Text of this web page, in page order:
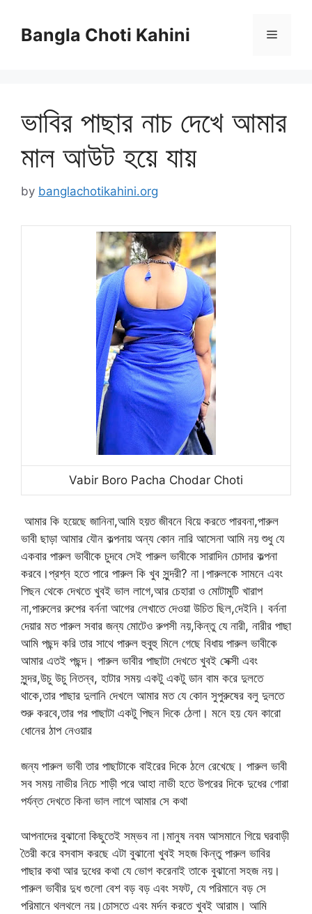
contentBangla Choti Kahini Menu
ভাবির পাছার নাচ দেখে আমার
মাল আউট হয়ে যায়
by banglachotikahini.org
Vabir Boro Pacha Chodar Choti
আমার কি হয়েছে জানিনা,আমি হয়ত জীবনে বিয়ে করতে পারবনা,পারুল
ভাবী ছাড়া আমার যৌন কল্পনায় অন্য কোন নারি আসেনা আমি নয় শুধু যে
একবার পারুল ভাবীকে চুদবে সেই পারুল ভাবীকে সারাদিন চোদার কল্পনা
করবে।প্রশ্ন হতে পারে পারুল কি খুব সুন্দরী? না।পারুলকে সামনে এবং
পিছন থেকে দেখতে খুবই ভাল লাগে,আর চেহারা ও মোটামুটি খারাপ
না,পারুলের রুপের বর্ননা আগের লেখাতে দেওয়া উচিত ছিল,দেইনি। বর্ননা
দেয়ার মত পারুল সবার জন্য মোটেও রুপসী নয়,কিন্তু যে নারী, নারীর পাছা
আমি পছন্দ করি তার সাথে পারুল হুবুহু মিলে গেছে বিধায় পারুল ভাবীকে
আমার এতই পছন্দ। পারুল ভাবীর পাছাটা দেখতে খুবই সেক্সী এবং
সুন্দর,উচু উচু নিতন্ব, হাটার সময় একটু একটু ডান বাম করে দুলতে
থাকে,তার পাছার দুলানি দেখলে আমার মত যে কোন সুপুরুষের বলু দুলতে
শুরু করবে,তার পর পাছাটা একটু পিছন দিকে ঠেলা। মনে হয় যেন কারো
ধোনের ঠাপ নেওয়ার
জন্য পারুল ভাবী তার পাছাটাকে বাইরের দিকে ঠলে রেখেছে। পারুল ভাবী
সব সময় নাভীর নিচে শাড়ী পরে আহা নাভী হতে উপরের দিকে দুধের গোরা
পর্যন্ত দেখতে কিনা ভাল লাগে আমার সে কথা
আপনাদের বুঝানো কিছুতেই সম্ভব না।মানুষ নবম আসমানে গিয়ে ঘরবাড়ী
তৈরী করে বসবাস করছে এটা বুঝানো খুবই সহজ কিন্তু পারুল ভাবির
পাছার কথা আর দুধের কথা যে ভোগ করেনাই তাকে বুঝানো সহজ নয়।
পারুল ভাবীর দুধ গুলো বেশ বড় বড় এবং সফট, যে পরিমানে বড় সে
পরিমানে থলথলে নয়।চোসতে এবং মর্দন করতে খুবই আরাম। আমি